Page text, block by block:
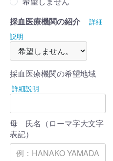
採血医療機関の紹介
詳細
説明
採血医療機関の希望地域
詳細説明
母 氏名（ローマ字大文字
表記）